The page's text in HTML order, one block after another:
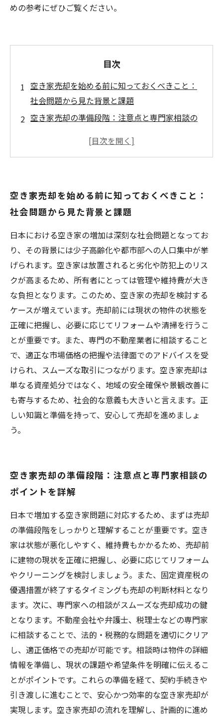
めの参考にぜひご覧ください。
目次
空き家売却を始める前に知っておくべきこと：
社会問題から見た背景と課題
空き家売却の準備段階：注意点と専門家相談の
売却相談から契約手続きまでの流れ：実際のス
ェックポイントとは
売却後の安心を手に入れるために：法的側面と
市場動向から学ぶ
空き家問題を解決する方法とは？今すぐできる
売却相談の第一歩
空き家売却で失敗しないために押さえるべき最
新情報と実践アドバイス
空き家売却を始める前に知っておくべきこと：
社会問題から見た背景と課題
日本における空き家の増加は深刻な社会問題となってお
り、その背景には少子高齢化や都市部への人口集中が挙
げられます。空き家は放置されると劣化や防犯上のリス
クが高まるため、所有者にとっては管理や維持費が大き
な負担となります。このため、空き家の売却を検討する
ケースが増えています。売却前には現状の物件の状態を
正確に把握し、必要に応じてリフォームや清掃を行うこ
とが重要です。また、専門の不動産業者に相談すること
で、適正な市場価格の把握や法律面でのアドバイスを受
けられ、スムーズな取引につながります。空き家売却は
単なる資産処分ではなく、地域の安全確保や景観改善に
も寄与するため、社会的な意義も大きいと言えます。正
しい知識と準備を持って、安心して売却を進めましょ
う。
空き家売却の準備段階：注意点と専門家相談の
ポイントを詳解
日本で増加する空き家問題に対応するため、まずは売却
の準備段階をしっかりと理解することが重要です。空き
家は状態が悪化しやすく、維持費もかかるため、売却前
に建物の現状を正確に把握し、必要に応じてリフォーム
やクリーニングを検討しましょう。また、固定資産税の
優遇措置が終了するタイミングも売却の判断材料となり
ます。次に、専門家への相談がスムーズな売却成功の鍵
となります。不動産会社や弁護士、税理士などの専門家
に相談することで、法的・税務的な問題を適切にクリア
し、適正価格での売却が可能です。相談時は物件の詳細
情報を準備し、現状の課題や希望条件を明確に伝えるこ
とがポイントです。これらの準備を経て、契約手続きや
引き渡しに進むことで、安心かつ効率的な空き家売却が
実現します。空き家売却の流れを理解し、計画的に進め